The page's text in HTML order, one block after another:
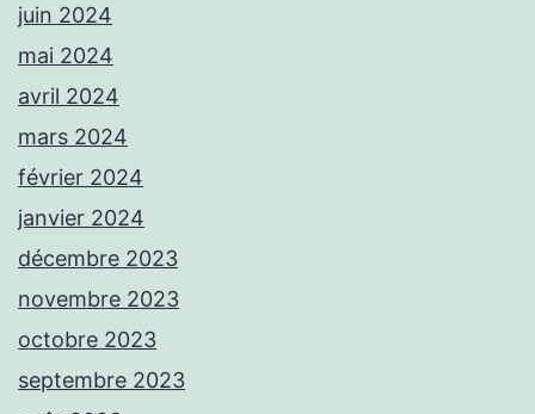
juin 2024
mai 2024
avril 2024
mars 2024
février 2024
janvier 2024
décembre 2023
novembre 2023
octobre 2023
septembre 2023